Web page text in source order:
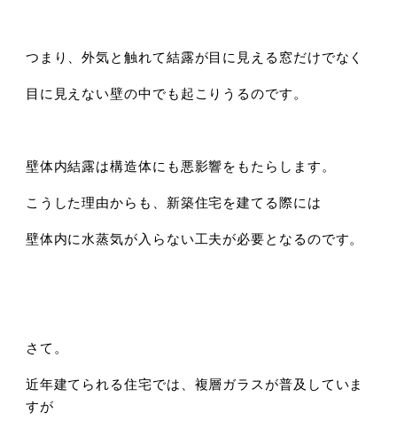
つまり、外気と触れて結露が目に見える窓だけでなく
目に見えない壁の中でも起こりうるのです。
壁体内結露は構造体にも悪影響をもたらします。
こうした理由からも、新築住宅を建てる際には
壁体内に水蒸気が入らない工夫が必要となるのです。
さて。
近年建てられる住宅では、複層ガラスが普及していま
すが